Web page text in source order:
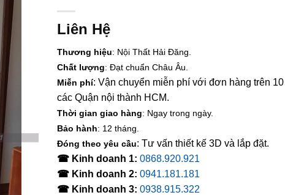
Liên Hệ
Thương hiệu: Nội Thất Hải Đăng.
Chất lượng: Đạt chuẩn Châu Âu.
Miễn phí: Vận chuyển miễn phí với đơn hàng trên 10
các Quận nội thành HCM.
Thời gian giao hàng: Ngay trong ngày.
Bảo hành: 12 tháng.
Đóng theo yêu cầu: Tư vấn thiết kế 3D và lắp đặt.
☎ Kinh doanh 1: 0868.920.921
☎ Kinh doanh 2: 0941.181.181
☎ Kinh doanh 3: 0938.915.322